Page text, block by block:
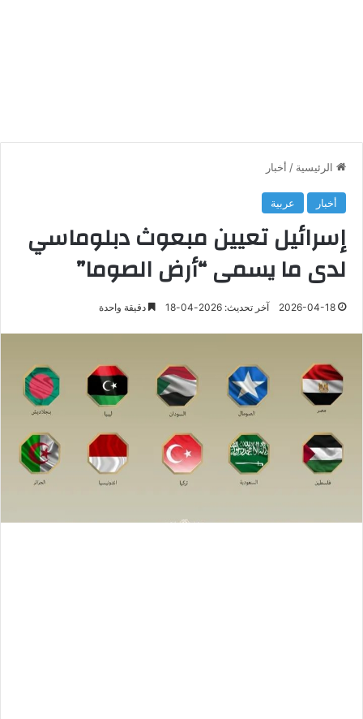
الرئيسية / أخبار
أخبار عربية
إسرائيل تعيين مبعوث دبلوماسي
لدى ما يسمى “أرض الصوما”
2026-04-18 آخر تحديث: 2026-04-18 دقيقة واحدة